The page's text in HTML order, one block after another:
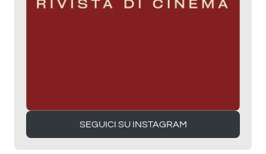
SEGUICI SU INSTAGRAM
SEGUICI SU INSTAGRAM